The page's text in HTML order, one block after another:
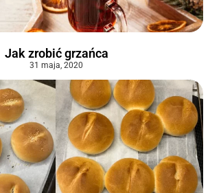
Jak zrobić grzańca
31 maja, 2020